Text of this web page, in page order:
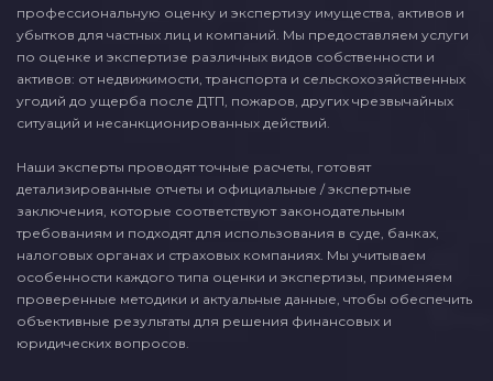
профессиональную оценку и экспертизу имущества, активов и
убытков для частных лиц и компаний. Мы предоставляем услуги
по оценке и экспертизе различных видов собственности и
активов: от недвижимости, транспорта и сельскохозяйственных
угодий до ущерба после ДТП, пожаров, других чрезвычайных
ситуаций и несанкционированных действий.
Наши эксперты проводят точные расчеты, готовят
детализированные отчеты и официальные / экспертные
заключения, которые соответствуют законодательным
требованиям и подходят для использования в суде, банках,
налоговых органах и страховых компаниях. Мы учитываем
особенности каждого типа оценки и экспертизы, применяем
проверенные методики и актуальные данные, чтобы обеспечить
объективные результаты для решения финансовых и
юридических вопросов.